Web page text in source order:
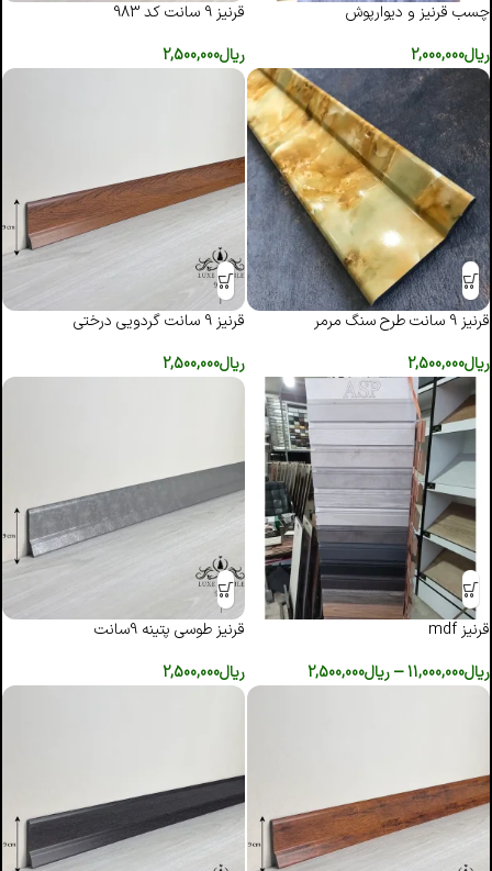
چسب قرنیز و دیوارپوش
ریال2,000,000
قرنیز 9 سانت کد 983
ریال2,500,000
قرنیز 9 سانت طرح سنگ مرمر
ریال2,500,000
قرنیز 9 سانت گردویی درختی
ریال2,500,000
قرنیز mdf
ریال11,000,000
–ریال2,500,000
قرنیز طوسی پتینه 9سانت
ریال2,500,000